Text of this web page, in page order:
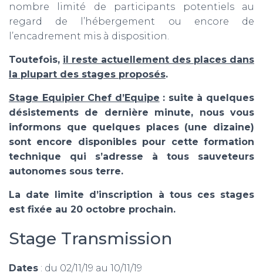
nombre limité de participants potentiels au
regard de l’hébergement ou encore de
l’encadrement mis à disposition.
Toutefois, il reste actuellement des places dans
la plupart des stages proposés.
Stage Equipier Chef d’Equipe : suite à quelques
désistements de dernière minute, nous vous
informons que quelques places (une dizaine)
sont encore disponibles pour cette formation
technique qui s’adresse à tous sauveteurs
autonomes sous terre.
La date limite d’inscription à tous ces stages
est fixée au 20 octobre prochain.
Stage Transmission
Dates : du 02/11/19 au 10/11/19